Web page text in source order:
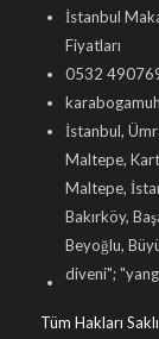
İstanbul
Fiyatları
0532
İstanbul,
Maltepe,
Maltepe,
Bakırköy,
Beyoğlu,
yangın merdiveni
Tüm Hakları